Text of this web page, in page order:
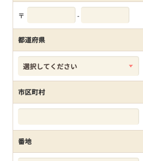
〒 -
都道府県
市区町村
番地